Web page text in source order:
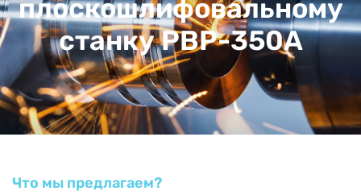
плоскошлифовальному
станку PBP-350A
Что мы предлагаем?